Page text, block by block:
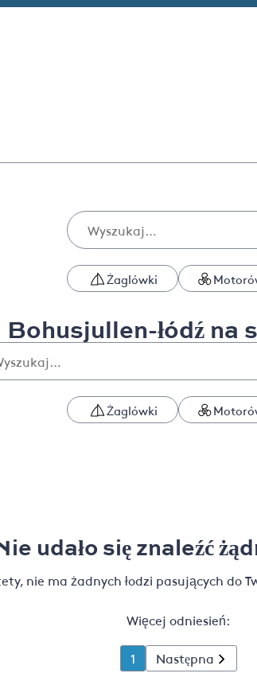
Żaglówki
Bohusjullen-łódź na
Żaglówki
udało się znaleźć
nie ma żadnych łodzi pasujących do
Więcej odniesień:
1 Następna